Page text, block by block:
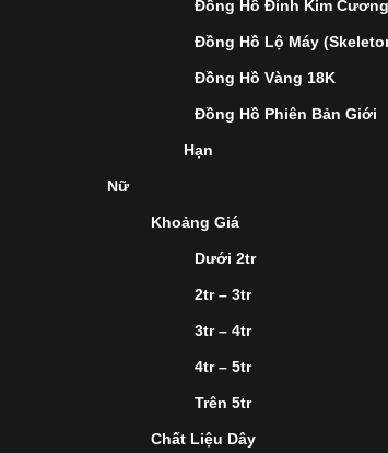
Đồng Hồ Đính Kim Cương
Đồng Hồ Lộ Máy
Đồng Hồ Vàng 18K
Đồng Hồ Phiên Bản Giới
Hạn
Nữ
Khoảng Giá
Dưới 2tr
2tr – 3tr
3tr – 4tr
4tr – 5tr
Trên 5tr
Chất Liệu Dây